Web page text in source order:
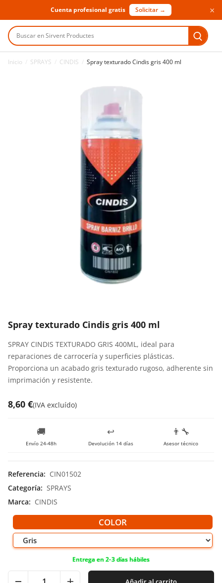
Cuenta profesional gratis Solicitar → ×
Buscar en Sirvent Productes
Inicio SPRAYS CINDIS Spray texturado Cindis gris 400 ml
Spray texturado Cindis gris 400 ml
SPRAY CINDIS TEXTURADO GRIS 400ML, ideal para
reparaciones de carrocería y superficies plásticas.
Proporciona un acabado gris texturado rugoso, adherente sin
imprimación y resistente.
8,60 €(IVA excluído)
🚚
Envío 24-48h
↩️
Devolución 14 días
👨‍🔧
Asesor técnico
Referencia: CIN01502
Categoría: SPRAYS
Marca: CINDIS
COLOR
Entrega en 2-3 días hábiles